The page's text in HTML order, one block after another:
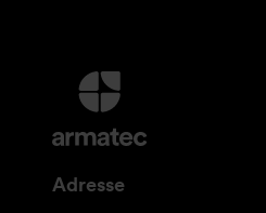
Mer
informasjon
og
Adresse